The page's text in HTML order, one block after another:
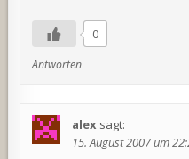
0
Antworten
alex sagt:
15. August 2007 um